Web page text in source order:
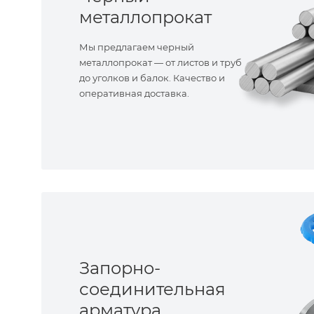
металлопрокат
Мы предлагаем черный
металлопрокат — от листов и труб
до уголков и балок. Качество и
оперативная доставка.
Запорно-
соединительная